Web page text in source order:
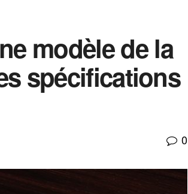
modèle de la
spécifications
0